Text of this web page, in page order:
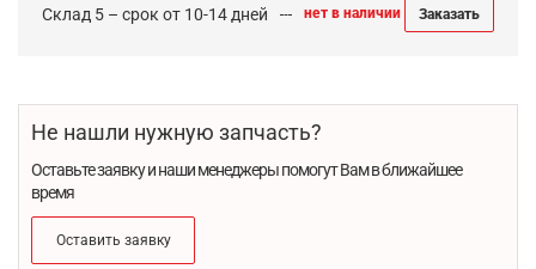
Склад 5 – срок от 10-14 дней нет в наличии Заказать
Не нашли нужную запчасть?
Оставьте заявку и наши менеджеры помогут Вам в ближайшее
время
Оставить заявку